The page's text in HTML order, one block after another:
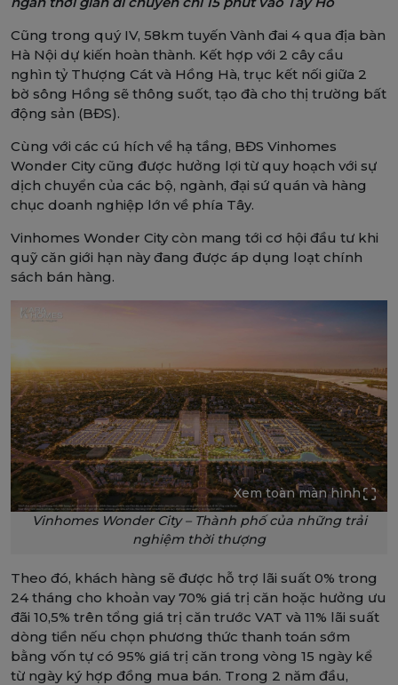
Cũng trong quý IV, 58km tuyến Vành đai 4 qua địa bàn
Hà Nội dự kiến hoàn thành. Kết hợp với 2 cây cầu
nghìn tỷ Thượng Cát và Hồng Hà, trục kết nối giữa 2
bờ sông Hồng sẽ thông suốt, tạo đà cho thị trường bất
động sản (BĐS).
Cùng với các cú hích về hạ tầng, BĐS Vinhomes
Wonder City cũng được hưởng lợi từ quy hoạch với sự
dịch chuyển của các bộ, ngành, đại sứ quán và hàng
chục doanh nghiệp lớn về phía Tây.
Vinhomes Wonder City còn mang tới cơ hội đầu tư khi
quỹ căn giới hạn này đang được áp dụng loạt chính
sách bán hàng.
Xem toàn màn hình
Vinhomes Wonder City – Thành phố của những trải
nghiệm thời thượng
Theo đó, khách hàng sẽ được hỗ trợ lãi suất 0% trong
24 tháng cho khoản vay 70% giá trị căn hoặc hưởng ưu
đãi 10,5% trên tổng giá trị căn trước VAT và 11% lãi suất
dòng tiền nếu chọn phương thức thanh toán sớm
bằng vốn tự có 95% giá trị căn trong vòng 15 ngày kể
từ ngày ký hợp đồng mua bán. Trong 2 năm đầu,